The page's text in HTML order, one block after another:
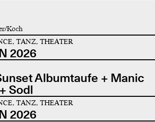
Koch
TANZ, THEATER
2026
Albumtaufe + Manic
Sodl
TANZ, THEATER
2026